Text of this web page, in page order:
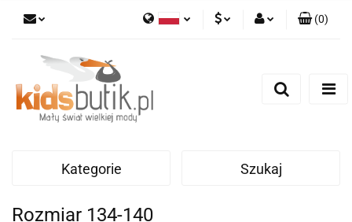
(0)
Kategorie Szukaj
Rozmiar 134-140